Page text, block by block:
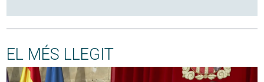
EL MÉS LLEGIT